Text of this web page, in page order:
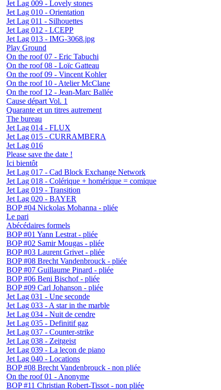
Jet Lag 009 - Lovely stones
Jet Lag 010 - Orientation
Jet Lag 011 - Silhouettes
Jet Lag 012 - LCEPP
Jet Lag 013 - IMG-3068.jpg
Play Ground
On the roof 07 - Eric Tabuchi
On the roof 08 - Loïc Gatteau
On the roof 09 - Vincent Kohler
On the roof 10 - Atelier McClane
On the roof 12 - Jean-Marc Ballée
Cause départ Vol. 1
Quarante et un titres autrement
The bureau
Jet Lag 014 - FLUX
Jet Lag 015 - CURRAMBERA
Jet Lag 016
Please save the date !
Ici bientôt
Jet Lag 017 - Cad Block Exchange Network
Jet Lag 018 - Colérique + homérique = comique
Jet Lag 019 - Transition
Jet Lag 020 - BAYER
BOP #04 Nickolas Mohanna - pliée
Le pari
Abécédaires formels
BOP #01 Yann Lestrat - pliée
BOP #02 Samir Mougas - pliée
BOP #03 Laurent Grivet - pliée
BOP #08 Brecht Vandenbrouck - pliée
BOP #07 Guillaume Pinard - pliée
BOP #06 Beni Bischof - pliée
BOP #09 Carl Johanson - pliée
Jet Lag 031 - Une seconde
Jet Lag 033 - A star in the marble
Jet Lag 034 - Nuit de cendre
Jet Lag 035 - Definitif gaz
Jet Lag 037 - Counter-strike
Jet Lag 038 - Zeitgeist
Jet Lag 039 - La leçon de piano
Jet Lag 040 - Locations
BOP #08 Brecht Vandenbrouck - non pliée
On the roof 01 - Anonyme
BOP #11 Christian Robert-Tissot - non pliée